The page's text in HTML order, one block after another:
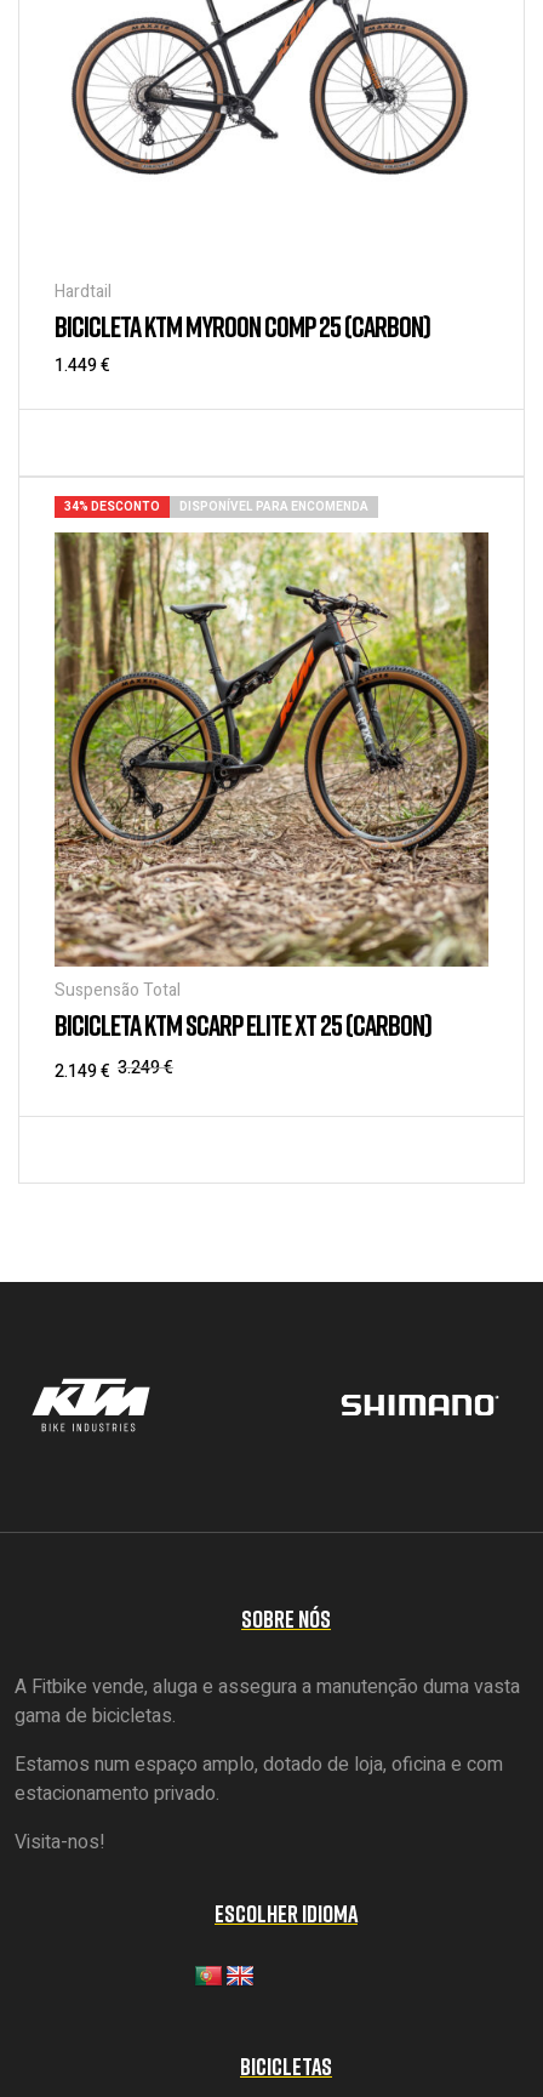
Hardtail
BICICLETA KTM MYROON COMP 25 (CARBON)
1.449€
34% DESCONTO DISPONÍVEL PARA ENCOMENDA
Suspensão Total
BICICLETA KTM SCARP ELITE XT 25 (CARBON)
3.249€
2.149€
SOBRE NÓS
A Fitbike vende, aluga e assegura a manutenção duma vasta
gama de bicicletas.
Estamos num espaço amplo, dotado de loja, oficina e com
estacionamento privado.
Visita-nos!
ESCOLHER IDIOMA
BICICLETAS